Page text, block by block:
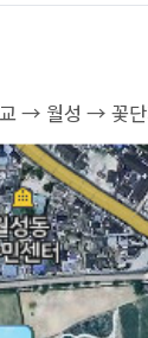
→ 월성 → 꽃